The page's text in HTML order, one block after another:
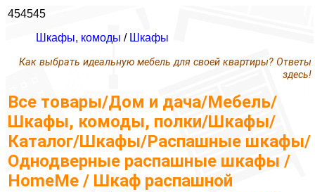
454545
Шкафы, комоды / Шкафы
Как выбрать идеальную мебель для своей квартиры? Ответы
здесь!
Все товары/Дом и дача/Мебель/
Шкафы, комоды, полки/Шкафы/
Каталог/Шкафы/Распашные шкафы/
Однодверные распашные шкафы /
HomeMe / Шкаф распашной